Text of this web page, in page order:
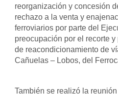
reorganización y concesión
rechazo a la venta y
ferroviarios por parte del
preocupación por el recorte
de reacondicionamiento de
Cañuelas – Lobos, del
También se realizó la